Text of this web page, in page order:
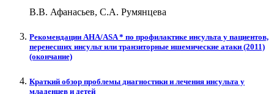
В.В. Афанасьев, С.А. Румянцева
Рекомендации AHA/ASA * по профилактике инсульта у пациентов,
перенесших инсульт или транзиторные ишемические атаки (2011)
(окончание)
Краткий обзор проблемы диагностики и лечения инсульта у
младенцев и детей